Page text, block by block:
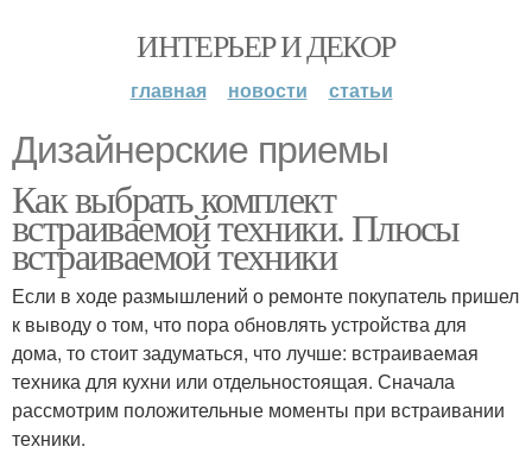
ИНТЕРЬЕР И ДЕКОР
главная новости статьи
Дизайнерские приемы
Как выбрать комплект
встраиваемой техники. Плюсы
встраиваемой техники
Если в ходе размышлений о ремонте покупатель пришел
к выводу о том, что пора обновлять устройства для
дома, то стоит задуматься, что лучше: встраиваемая
техника для кухни или отдельностоящая. Сначала
рассмотрим положительные моменты при встраивании
техники.